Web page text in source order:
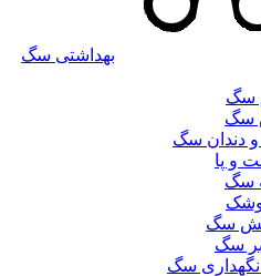
بهداشتی سگ
سگ
سگ
دندان سگ
و پا
سگ
سگ
سگ
سگ